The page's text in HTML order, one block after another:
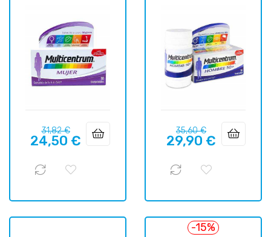
Precio
regular
31,82 €Precio
24,50 €
Precio
regular
35,60 €Precio
29,90 €
-15%